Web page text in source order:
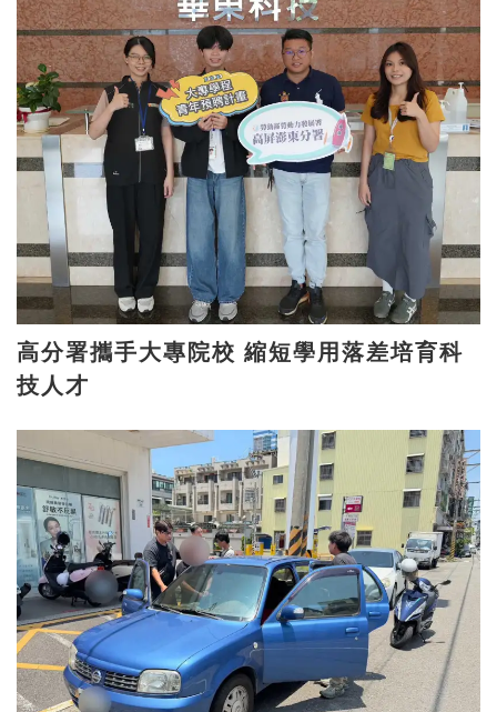
高分署攜手大專院校 縮短學用落差培育科
技人才